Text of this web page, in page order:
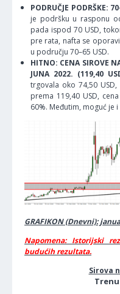
PODRUČJE PODRŠKE:
je podršku u rasponu
pada ispod 70 USD,
pre rata, nafta se
u području 70–65 USD.
HITNO: CENA SIROVE
JUNA 2022. (119,40
trgovala oko 74,50
prema 119,40 USD,
60%. Međutim, moguć je
GRAFIKON (Dnevni):
Napomena: Istorijski
budućih rezultata.
Sirova